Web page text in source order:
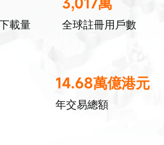
載量 全球註冊用戶數
14.68萬億港元
年交易總額